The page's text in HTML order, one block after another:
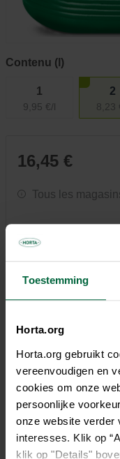
Toestemming
Horta.org
Horta.org gebruikt
vereenvoudigen en
cookies om onze
persoonlijke
onze website verder
interesses. Klik op
klik op "Details"
Contenu (l)
1
9,95 €/l
2
8,23
16,45 €
Tous les
Description
d'une nouvelle
fulviques naturels qui
nutriments et oligo-
absorption compète
pour Plantes Fleuries
éléments nutritifs
naturelle de la
dans le jardin et sur la